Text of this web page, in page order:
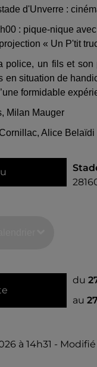
d'Unverre :
: pique-nique
« Un P'tit
police, un fils et
en situation de
formidable
Milan Mauger
Alice Belaïdi
du
au
à 14h31 -